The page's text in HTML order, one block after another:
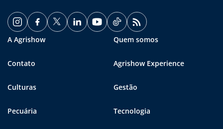
A Agrishow Quem somos
Contato Agrishow Experience
Culturas Gestão
Pecuária Tecnologia